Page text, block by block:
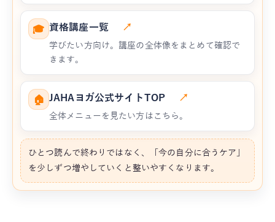
🎓 資格講座一覧 ↗
学びたい方向け。講座の全体像をまとめて確認で
きます。
🏠 JAHAヨガ公式サイトTOP ↗
全体メニューを見たい方はこちら。
ひとつ読んで終わりではなく、「今の自分に合うケア」
を少しずつ増やしていくと整いやすくなります。